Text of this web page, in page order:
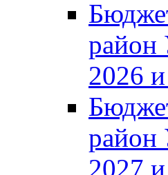
район
2026
район
2027